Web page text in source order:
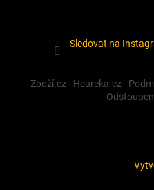
Sledovat na
Zboží.cz Heureka.cz